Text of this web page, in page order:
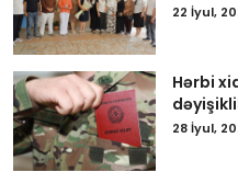
22 İyul,
Hərbi
28 İyul,